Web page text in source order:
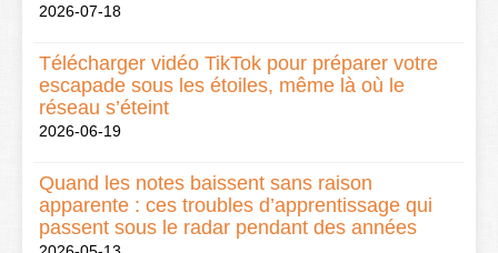
2026-07-18
Télécharger vidéo TikTok pour préparer votre
escapade sous les étoiles, même là où le
réseau s’éteint
2026-06-19
Quand les notes baissent sans raison
apparente : ces troubles d’apprentissage qui
passent sous le radar pendant des années